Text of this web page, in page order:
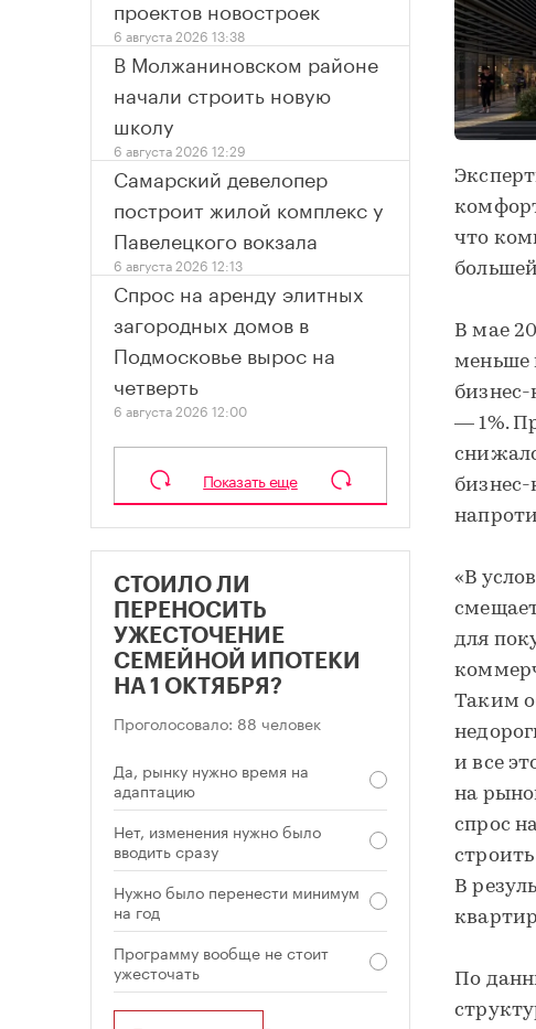
что
В мае
меньше
бизнес-
— 1%.
«В
для
Таким
и все
на
спрос
В
По
проектов новостроек
6 августа 2026 13:38
В Молжаниновском районе
начали строить новую
школу
6 августа 2026 12:29
Самарский девелопер
построит жилой комплекс у
Павелецкого вокзала
6 августа 2026 12:13
Спрос на аренду элитных
загородных домов в
Подмосковье вырос на
четверть
6 августа 2026 12:00
Показать еще
СТОИЛО ЛИ
ПЕРЕНОСИТЬ
УЖЕСТОЧЕНИЕ
СЕМЕЙНОЙ ИПОТЕКИ
НА 1 ОКТЯБРЯ?
Проголосовало: 88 человек
Да, рынку нужно время на
адаптацию
Нет, изменения нужно было
вводить сразу
Нужно было перенести минимум
на год
Программу вообще не стоит
ужесточать